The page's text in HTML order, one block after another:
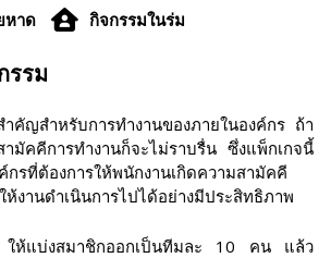
หาด
กิจกรรมในร่ม
รรม
ำคัญสำหรับการทำงานของภายในองค์กร ถ้า
ามัคคีการทำงานก็จะไม่ราบรื่น ซึ่งแพ็กเกจนี้
รที่ต้องการให้พนักงานเกิดความสามัคคี
ห้งานดำเนินการไปได้อย่างมีประสิทธิภาพ
ให้แบ่งสมาชิกออกเป็นทีมละ 10 คน แล้ว